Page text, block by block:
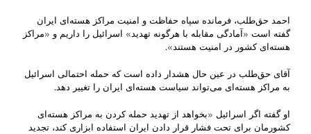
احمد حق‌طلب، فرمانده سپاه حفاظت و امنیت مراکز هسته‌ای ایران
گفته است «آمادگی مقابله با هرگونه تهدید» اسرائیل را داریم و «مراکز
هسته‌ای کشور در امنیت هستند».
آقای حق‌طلب در عین حال هشدار داده است که حمله احتمالی اسرائیل
به مراکز هسته‌ای می‌تواند سیاست هسته‌ای ایران را تغییر دهد.
او گفته اگر اسرائیل «بخواهد از تهدید حمله کردن به مراکز هسته‌ای
کشورمان برای تحت فشار قرار دادن ایران استفاده ابزاری کند، تجدید